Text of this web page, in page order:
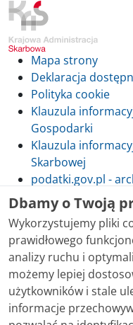
Mapa strony
Deklaracja
Polityka cookie
Klauzula
Gospodarki
Klauzula
Skarbowej
podatki.gov.pl -
Skontaktuj się z
Treści zamieszczone
bezpłatnie.
serwisie
Dbamy o Twoją
Wykorzystujemy pliki
prawidłowego
analizy ruchu i
możemy lepiej
użytkowników i stale
informacje